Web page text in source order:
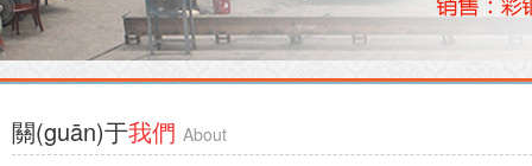
關(guān)于我們 About